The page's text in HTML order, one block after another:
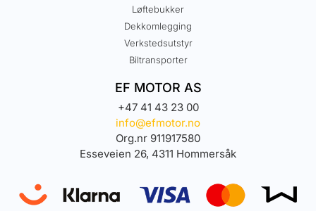
Løftebukker
Dekkomlegging
Verkstedsutstyr
Biltransporter
EF MOTOR AS
+47 41 43 23 00
info@efmotor.no
Org.nr 911917580
Esseveien 26, 4311 Hommersåk